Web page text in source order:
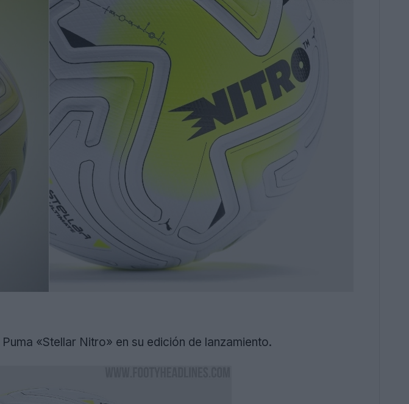
«Stellar Nitro» en su edición de lanzamiento.